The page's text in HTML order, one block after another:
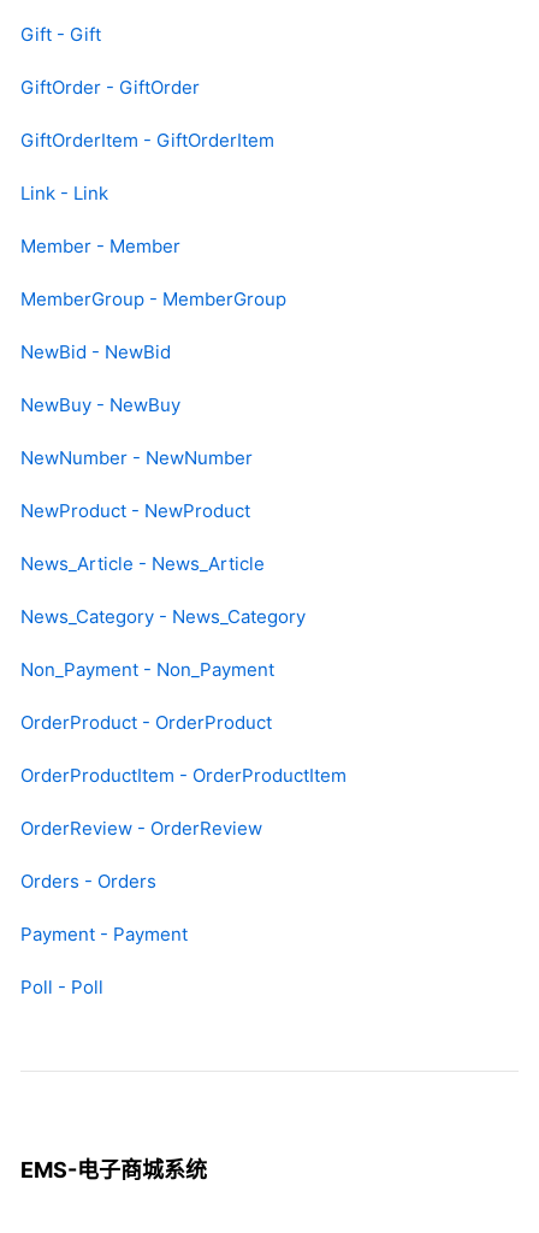
Gift - Gift
GiftOrder - GiftOrder
GiftOrderItem - GiftOrderItem
Link - Link
Member - Member
MemberGroup - MemberGroup
NewBid - NewBid
NewBuy - NewBuy
NewNumber - NewNumber
NewProduct - NewProduct
News_Article - News_Article
News_Category - News_Category
Non_Payment - Non_Payment
OrderProduct - OrderProduct
OrderProductItem - OrderProductItem
OrderReview - OrderReview
Orders - Orders
Payment - Payment
Poll - Poll
EMS-电子商城系统